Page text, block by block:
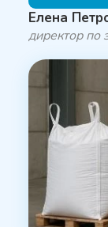
Елена
директор по